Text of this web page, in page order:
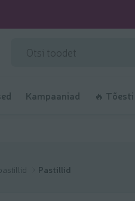
Kampaaniad 🔥
Pastillid